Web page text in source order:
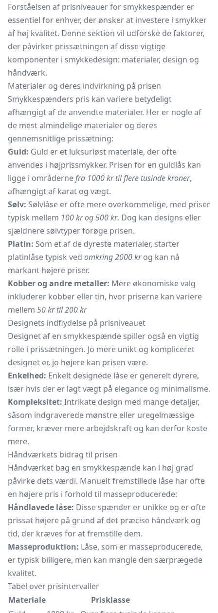
Forståelsen af prisniveauer for smykkespænder er
essentiel for enhver, der ønsker at investere i smykker
af høj kvalitet. Denne sektion vil udforske de faktorer,
der påvirker prissætningen af disse vigtige
komponenter i smykkedesign: materialer, design og
håndværk.
Materialer og deres indvirkning på prisen
Smykkespænders pris kan variere betydeligt
afhængigt af de anvendte materialer. Her er nogle af
de mest almindelige materialer og deres
gennemsnitlige prissætning:
Guld: Guld er et luksuriøst materiale, der ofte
anvendes i højprissmykker. Prisen for en guldlås kan
ligge i områdernefra 1000 kr til flere tusinde kroner,
afhængigt af karat og vægt.
Sølv: Sølvlåse er ofte mere overkommelige, med priser
typisk mellem 100 kr og 500 kr. Dog kan designs eller
sjældnere sølvtyper forøge prisen.
Platin: Som et af de dyreste materialer, starter
platinlåse typisk ved omkring 2000 krog kan nå
markant højere priser.
Kobber og andre metaller: Mere økonomiske valg
inkluderer kobber eller tin, hvor priserne kan variere
mellem 50 kr til 200 kr
Designets indflydelse på prisniveauet
Designet af en smykkespænde spiller også en vigtig
rolle i prissætningen. Jo mere unikt og kompliceret
designet er, jo højere kan prisen være.
Enkelhed: Enkelt designede låse er generelt dyrere,
især hvis der er lagt vægt på elegance og minimalisme.
Kompleksitet: Intrikate design med mange detaljer,
såsom indgraverede mønstre eller uregelmæssige
former, kræver mere arbejdskraft og kan derfor koste
mere.
Håndværkets bidrag til prisen
Håndværket bag en smykkespænde kan i høj grad
påvirke dets værdi. Manuelt fremstillede låse har ofte
en højere pris i forhold til masseproducerede:
Håndlavede låse: Disse spænder er unikke og er ofte
prissat højere på grund af det præcise håndværk og
tid, der kræves for at fremstille dem.
Masseproduktion: Låse, som er masseproducerede,
er typisk billigere, men kan mangle den særprægede
kvalitet.
Tabel over prisintervaller
Materiale
Prisklasse